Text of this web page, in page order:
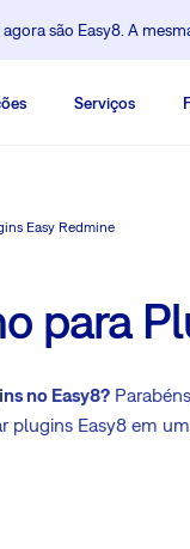
são Easy8. A
Serviços
Easy Redmine
para
no Easy8?
plugins Easy8 em